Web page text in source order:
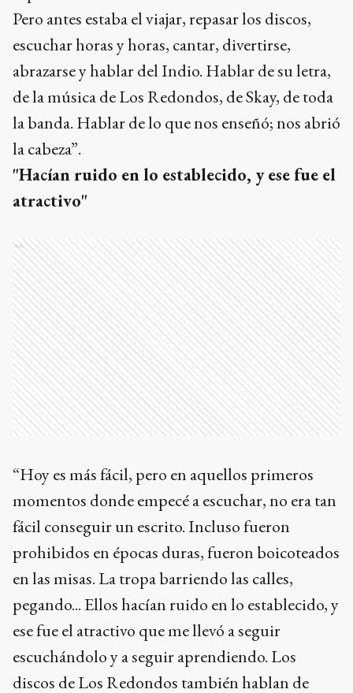
Pero antes estaba el viajar, repasar los discos,
escuchar horas y horas, cantar, divertirse,
abrazarse y hablar del Indio. Hablar de su letra,
de la música de Los Redondos, de Skay, de toda
la banda. Hablar de lo que nos enseñó; nos abrió
la cabeza”.
"Hacían ruido en lo establecido, y ese fue el
atractivo"
Ads
“Hoy es más fácil, pero en aquellos primeros
momentos donde empecé a escuchar, no era tan
fácil conseguir un escrito. Incluso fueron
prohibidos en épocas duras, fueron boicoteados
en las misas. La tropa barriendo las calles,
pegando... Ellos hacían ruido en lo establecido, y
ese fue el atractivo que me llevó a seguir
escuchándolo y a seguir aprendiendo. Los
discos de Los Redondos también hablan de